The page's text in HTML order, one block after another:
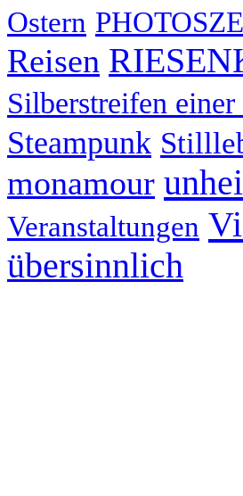
Ostern
Reisen
Silberstreifen
Steampunk
monamour
Veranstaltungen
übersinnlich